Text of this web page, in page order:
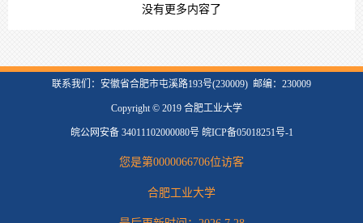
没有更多内容了
联系我们：安徽省合肥市屯溪路193号(230009) 邮编：230009
Copyright © 2019 合肥工业大学
皖公网安备 34011102000080号 皖ICP备05018251号-1
您是第0000066706位访客
合肥工业大学